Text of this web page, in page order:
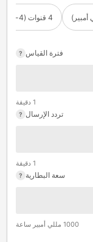
4 قنوات (4-20 مللي أمبير)
فترة القياس ?
تردد الإرسال ?
سعة البطارية ?
1000 مللي أمبير ساعة